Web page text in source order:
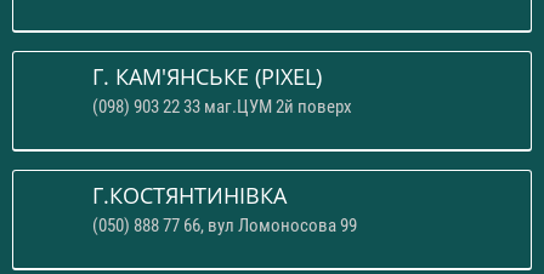
Г. КАМ'ЯНСЬКЕ (PIXEL)
(098) 903 22 33 маг.ЦУМ 2й поверх
Г.КОСТЯНТИНІВКА
(050) 888 77 66, вул Ломоносова 99